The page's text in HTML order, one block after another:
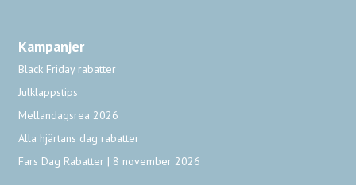
Kampanjer
Black Friday rabatter
Julklappstips
Mellandagsrea 2026
Alla hjärtans dag rabatter
Fars Dag Rabatter | 8 november 2026